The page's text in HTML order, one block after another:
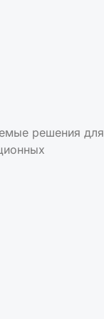
решения для